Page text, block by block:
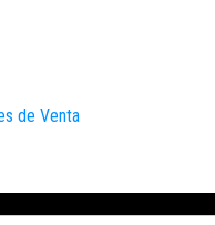
de Venta